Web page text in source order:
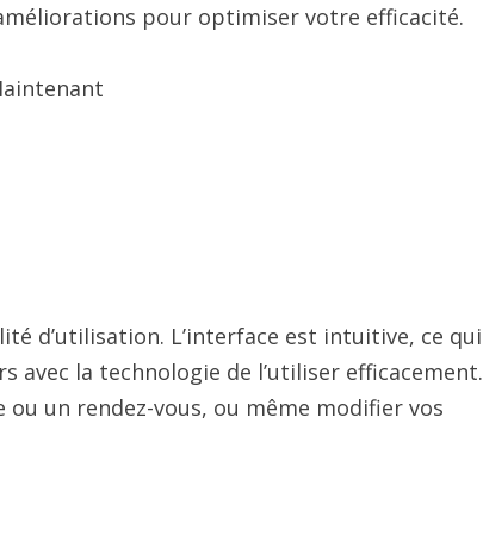
pour optimiser votre efficacité.
d’utilisation. L’interface est intuitive, ce qui
la technologie de l’utiliser efficacement.
un rendez-vous, ou même modifier vos